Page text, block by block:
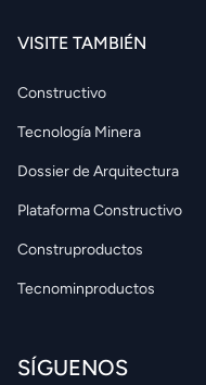
VISITE TAMBIÉN
Constructivo
Tecnología Minera
Dossier de Arquitectura
Plataforma Constructivo
Construproductos
Tecnominproductos
SÍGUENOS